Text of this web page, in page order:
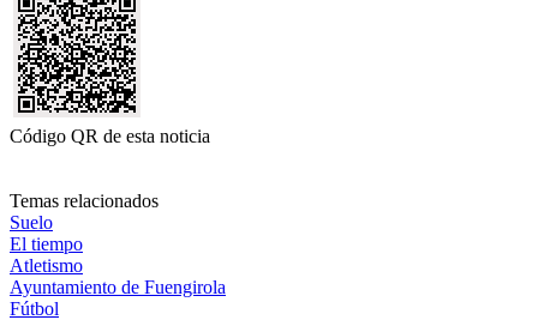
Código QR de esta noticia
Temas relacionados
Suelo
El tiempo
Atletismo
Ayuntamiento de Fuengirola
Fútbol